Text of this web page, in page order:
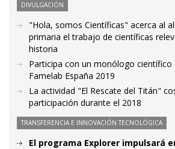
DIVULGACIÓN
"Hola, somos Científicas" acerca al
primaria el trabajo de científicas
historia
Participa con un monólogo científico
Famelab España 2019
La actividad "El Rescate del Titán"
participación durante el 2018
TRANSFERENCIA E INNOVACIÓN TECNOLÓGICA
El programa Explorer impulsará